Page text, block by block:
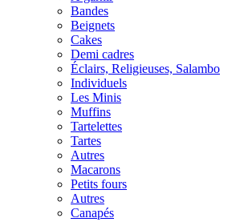
Bandes
Beignets
Cakes
Demi cadres
Éclairs, Religieuses, Salambo
Individuels
Les Minis
Muffins
Tartelettes
Tartes
Autres
Macarons
Petits fours
Autres
Canapés